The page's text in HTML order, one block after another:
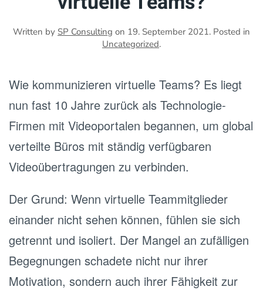
Written by SP Consulting on 19. September 2021. Posted in
Uncategorized.
Wie kommunizieren virtuelle Teams? Es liegt
nun fast 10 Jahre zurück als Technologie-
Firmen mit Videoportalen begannen, um global
verteilte Büros mit ständig verfügbaren
Videoübertragungen zu verbinden.
Der Grund: Wenn virtuelle Teammitglieder
einander nicht sehen können, fühlen sie sich
getrennt und isoliert. Der Mangel an zufälligen
Begegnungen schadete nicht nur ihrer
Motivation, sondern auch ihrer Fähigkeit zur